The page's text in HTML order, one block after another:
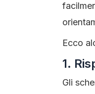
Ecco
1.
Gli